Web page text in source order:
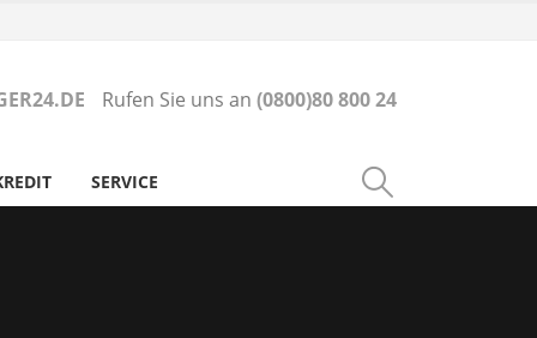
Rufen Sie uns an (0800)80 800 24
SERVICE